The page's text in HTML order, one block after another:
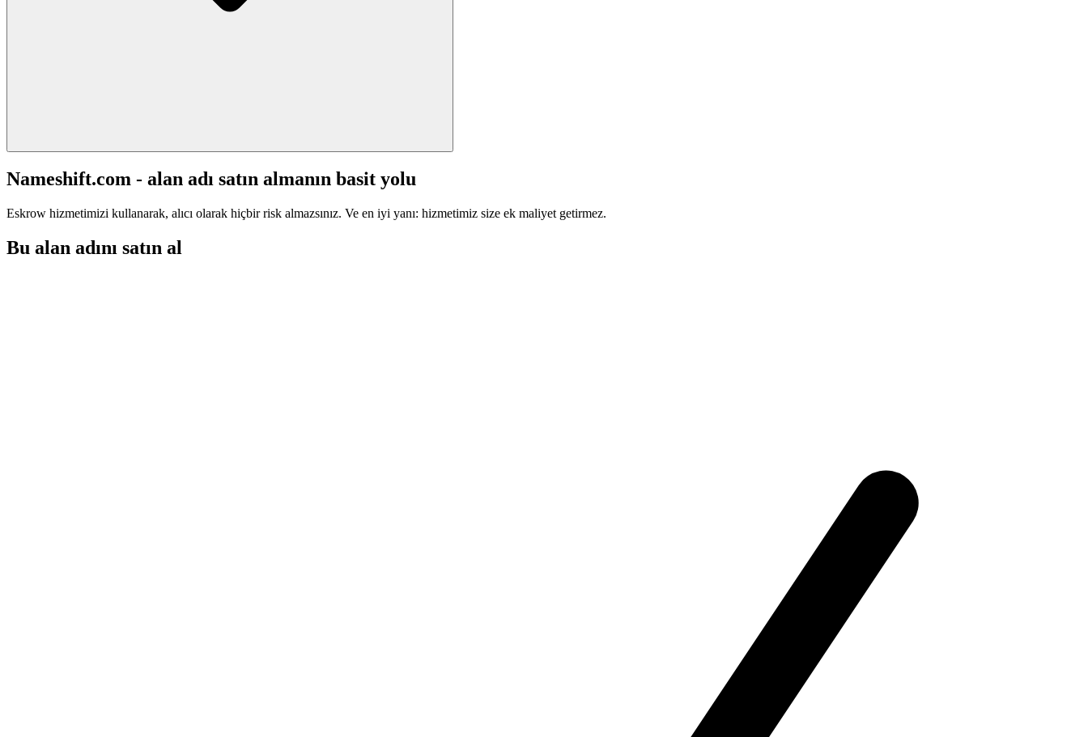
Nameshift.com - alan adı satın almanın basit yolu
Eskrow hizmetimizi kullanarak, alıcı olarak hiçbir risk almazsınız. Ve en iyi yanı: hizmetimiz size ek maliyet getirmez.
Bu alan adını satın al